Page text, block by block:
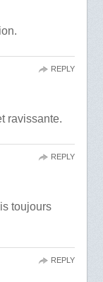
ravissante.
REPLY
toujours
REPLY
REPLY